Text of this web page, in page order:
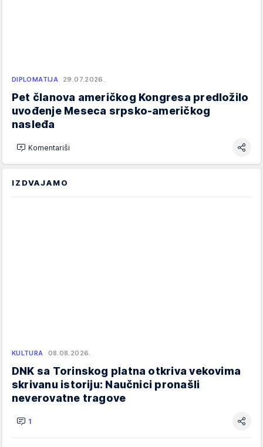
DIPLOMATIJA 29.07.2026.
Pet članova američkog Kongresa predložilo
uvođenje Meseca srpsko-američkog
nasleđa
Komentariši
IZDVAJAMO
KULTURA 08.08.2026.
DNK sa Torinskog platna otkriva vekovima
skrivanu istoriju: Naučnici pronašli
neverovatne tragove
1